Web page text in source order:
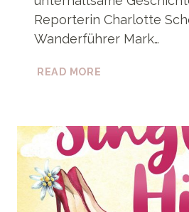
Reporterin Charlotte
Wanderführer Mark…
READ MORE
EIN
KÜSSEN«